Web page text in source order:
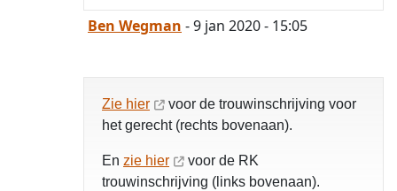
Ben Wegman - 9 jan 2020 - 15:05
Zie hier
voor de trouwinschrijving voor
het gerecht (rechts bovenaan).
En zie hier
voor de RK
trouwinschrijving (links bovenaan).